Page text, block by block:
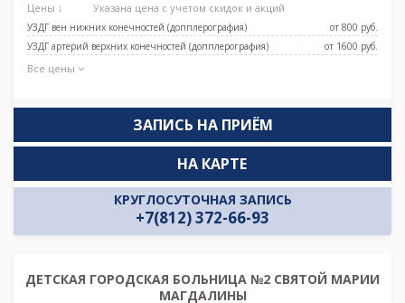
Цены ↓ Указана цена с учетом скидок и акций
УЗДГ вен нижних конечностей (допплерография)
от 800 pуб.
УЗДГ артерий верхних конечностей (допплерография)
от 1600 pуб.
Все цены
ЗАПИСЬ НА ПРИЁМ
КРУГЛОСУТОЧНАЯ ЗАПИСЬ
+7(812) 372-66-93
НА КАРТЕ
ДЕТСКАЯ ГОРОДСКАЯ БОЛЬНИЦА №2 СВЯТОЙ МАРИИ
МАГДАЛИНЫ